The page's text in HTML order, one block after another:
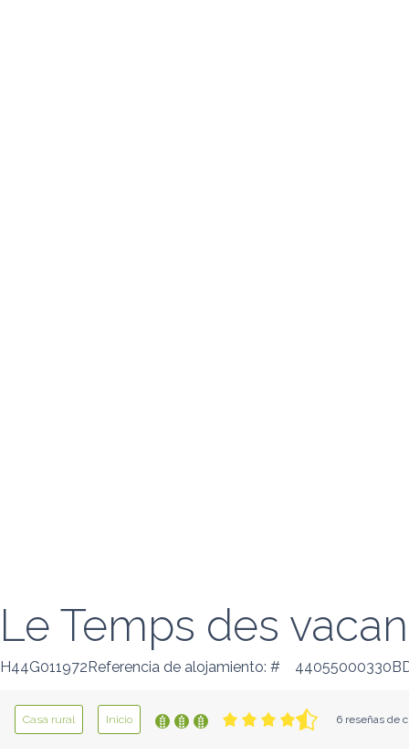
Le Temps des
H44G011972Referencia de alojamiento: #
Casa rural Inicio 6 reseñas de